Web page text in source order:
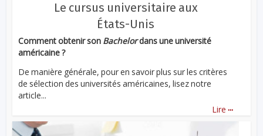
Le cursus universitaire aux
États-Unis
Comment obtenir son Bachelordans une université
américaine ?
De manière générale, pour en savoir plus sur les critères
de sélection des universités américaines, lisez notre
article...
Lire ...